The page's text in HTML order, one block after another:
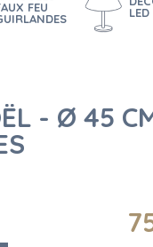
FEU
LED
- Ø 45